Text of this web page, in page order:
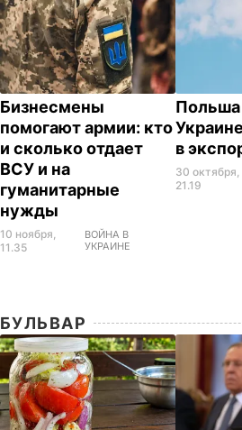
Бизнесмены
помогают армии: кто
и сколько отдает
ВСУ и на
гуманитарные
нужды
10 ноября,
11.35
ВОЙНА В
УКРАИНЕ
в
30 октября,
21.19
БУЛЬВАР